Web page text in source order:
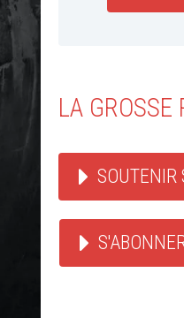
LA GROSSE
SOUTENIR